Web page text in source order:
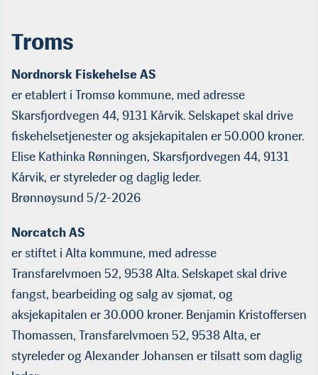
Troms
Nordnorsk Fiskehelse AS
er etablert i Tromsø kommune, med adresse
Skarsfjordvegen 44, 9131 Kårvik. Selskapet skal drive
fiskehelsetjenester og aksjekapitalen er 50.000 kroner.
Elise Kathinka Rønningen, Skarsfjordvegen 44, 9131
Kårvik, er styreleder og daglig leder.
Brønnøysund 5/2-2026
Norcatch AS
er stiftet i Alta kommune, med adresse
Transfarelvmoen 52, 9538 Alta. Selskapet skal drive
fangst, bearbeiding og salg av sjømat, og
aksjekapitalen er 30.000 kroner. Benjamin Kristoffersen
Thomassen, Transfarelvmoen 52, 9538 Alta, er
styreleder og Alexander Johansen er tilsatt som daglig